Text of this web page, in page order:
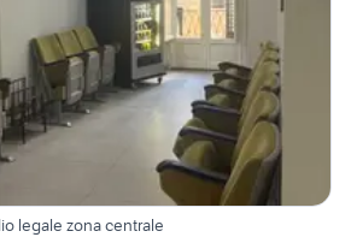
legale zona centrale